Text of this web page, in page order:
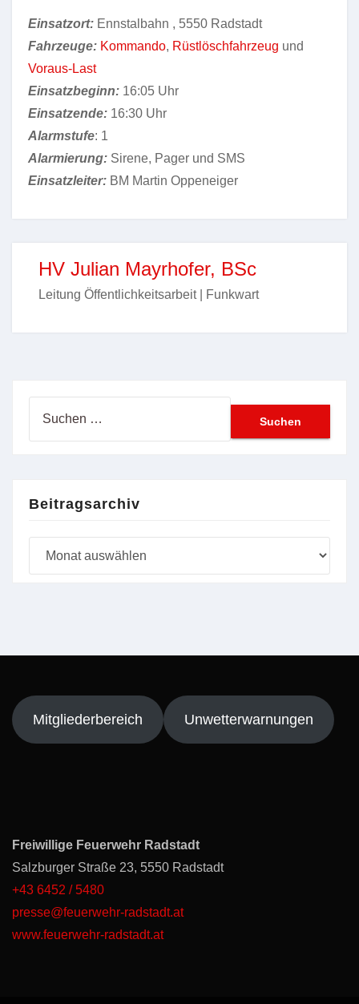
Einsatzort: Ennstalbahn , 5550 Radstadt
Fahrzeuge: Kommando, Rüstlöschfahrzeug und
Voraus-Last
Einsatzbeginn: 16:05 Uhr
Einsatzende: 16:30 Uhr
Alarmstufe: 1
Alarmierung: Sirene, Pager und SMS
Einsatzleiter: BM Martin Oppeneiger
HV Julian Mayrhofer, BSc
Leitung Öffentlichkeitsarbeit | Funkwart
Beitragsarchiv
Mitgliederbereich Unwetterwarnungen
Freiwillige Feuerwehr Radstadt
Salzburger Straße 23, 5550 Radstadt
+43 6452 / 5480
presse@feuerwehr-radstadt.at
www.feuerwehr-radstadt.at